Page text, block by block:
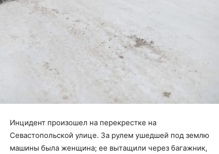
Инцидент произошел на перекрестке на
Севастопольской улице. За рулем ушедшей под землю
машины была женщина; ее вытащили через багажник,